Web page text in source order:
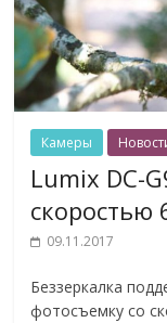
Камеры
Lumix DC-
скоростью
09.11.2017
Беззеркалка
фотосъемку со